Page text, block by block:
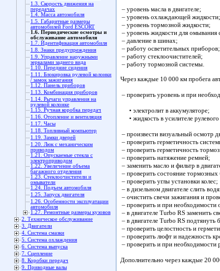
1.3. Скорость движения на
передачах
1.4. Масса автомобиля
1.5. Габаритные размеры
автомобилей Ford ESCORT
1.6. Периодические осмотры и
обслуживание автомобиля
1.7. Идентификация автомобиля
1.8. Знаки предупреждения
1.9. Управление наружными
зеркалами заднего вида
1.10. Передние сидения
1.11. Блокировка рулевой колонки
/ замок зажигания
1.12. Панель приборов
1.13. Комбинация приборов
1.14. Рычаги управления на
рулевой колонке
1.15. Ручная коробка передач
1.16. Отопление и вентиляция
1.17. Часы
1.18. Топливный компьютер
1.19. Замки дверей
1.20. Люк с механическим
приводом
1.21. Опускаемые стекла с
электроприводом
1.22. Увеличение объема
багажного отделения
1.23. Стеклоочистители и
омыватели
1.24. Подъем автомобиля
1.25. Запуск двигателя
1.26. Особенности эксплуатации
автомобиля
1.27. Ремонтные размеры кузовов
2. Техническое обслуживание
3. Двигатели
4. Система смазки
5. Система охлаждения
6. Система выпуска
7. Сцепление
8. Коробки передач
9. Приводные валы
– уровень масла в двигателе;
– уровень охлаждающей жидкости;
– уровень тормозной жидкости;
– уровень жидкости для омывания
– давление в шинах;
– работу осветительных приборов;
– работу стеклоочистителей;
– работу тормозной системы.
Через каждые 10 000 км пробега
– проверить уровень и при
• электролит в аккумуляторе;
• жидкость в усилителе
– произвести визуальный осмотр
– проверить герметичность
– проверить герметичность
– проверить натяжение ремней;
– заменить масло и фильтр в
– проверить состояние тормозных
– проверить углы установки колес;
– в дизельном двигателе слить
– очистить свечи зажигания и
– проверить и при необходимости
– в двигателе Turbo RS заменить
– в двигателе Turbo RS подтянуть
– проверить целостность и
– проверить люфт и надежность
– проверить и при необходимости
Дополнительно через каждые 20